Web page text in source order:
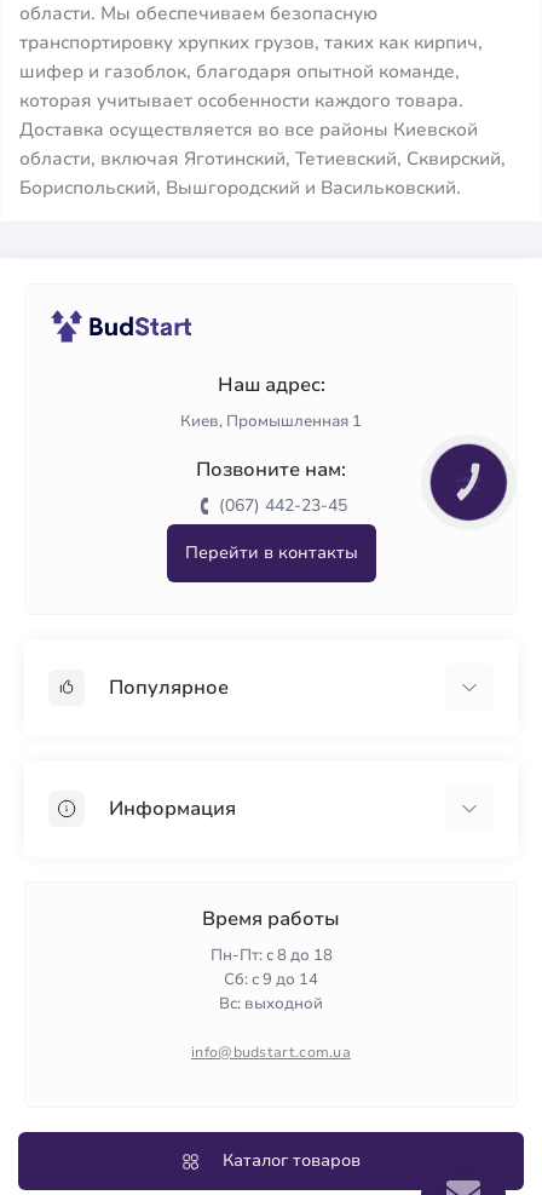
области. Мы обеспечиваем безопасную
транспортировку хрупких грузов, таких как кирпич,
шифер и газоблок, благодаря опытной команде,
которая учитывает особенности каждого товара.
Доставка осуществляется во все районы Киевской
области, включая Яготинский, Тетиевский, Сквирский,
Бориспольский, Вышгородский и Васильковский.
Наш адрес:
Киев, Промышленная 1
Позвоните нам:
(067) 442-23-45
Перейти в контакты
Популярное
ПенопластИнформация
Политика конфиденциальности
Время работы
Пн-Пт: с 8 до 18
Сб: с 9 до 14
Вс: выходной
info@budstart.com.ua
Каталог товаров
КНОПКА
ЗВ'ЯЗКУ